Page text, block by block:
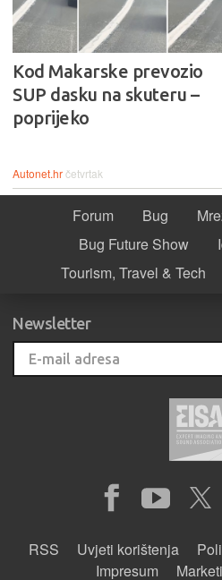
Kod Makarske prevozio
SUP dasku na skuteru –
poprijeko
Autonet.hrčetvrtak
Forum Bug
Bug Future Show
Tourism, Travel & Tech
Newsletter
RSS Uvjeti korištenja
Impresum